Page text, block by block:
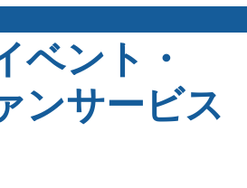
ベント・
ンサービス